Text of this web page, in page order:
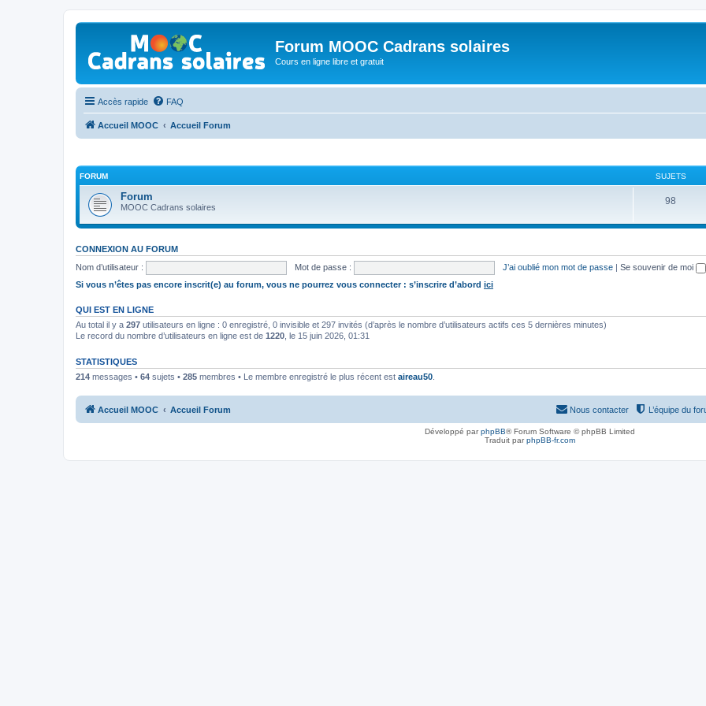
Forum MOOC Cadrans solaires
Cours en ligne libre et gratuit
Accès rapide FAQ
Accueil MOOC Accueil Forum
FORUM SUJETS
Forum
MOOC Cadrans solaires
98
CONNEXION AU FORUM
Nom d’utilisateur :
Mot de passe : J’ai oublié mon mot de passe | Se souvenir de moi
Si vous n’êtes pas encore inscrit(e) au forum, vous ne pourrez vous connecter : s’inscrire d’abord ici
QUI EST EN LIGNE
Au total il y a 297 utilisateurs en ligne : 0 enregistré, 0 invisible et 297 invités (d’après le nombre d’utilisateurs actifs ces 5 dernières minutes)
Le record du nombre d’utilisateurs en ligne est de 1220 , le 15 juin 2026, 01:31
STATISTIQUES
214 messages • 64 sujets • 285 membres • Le membre enregistré le plus récent est aireau50
Accueil MOOC Accueil Forum L’équipe du
Nous contacter
Développé parphpBB® Forum Software © phpBB Limited
Traduit parphpBB-fr.com